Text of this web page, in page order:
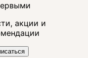
акции и